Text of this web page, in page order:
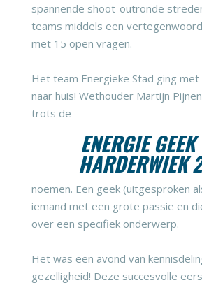
spannende shoot-outronde
teams middels een
met 15 open vragen.
Het team Energieke Stad ging
naar huis! Wethouder Martijn
trots de
ENERGIE
HARDERWIEK
noemen. Een geek (uitgesproken
iemand met een grote passie en
over een specifiek onderwerp.
Het was een avond van
gezelligheid! Deze succesvolle